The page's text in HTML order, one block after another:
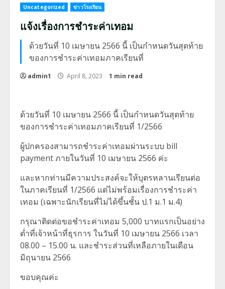
Uncategorized ข่าวโรงเรียน
แจ้งเรื่องการชำระค่าเทอม
ด้วยวันที่ 10 เมษายน 2566 นี้ เป็นกำหนดวันสุดท้าย
ของการชำระค่าเทอมภาคเรียนที่
admin1 April 8, 2023 1 min read
ด้วยวันที่ 10 เมษายน 2566 นี้ เป็นกำหนดวันสุดท้าย
ของการชำระค่าเทอมภาคเรียนที่ 1/2566
ผู้ปกครองสามารถชำระค่าเทอมผ่านระบบ bill
payment ภายในวันที่ 10 เมษายน 2566 ค่ะ
และหากท่านมีความประสงค์จะให้บุตรหลานเรียนต่อ
ในภาคเรียนที่ 1/2566 แต่ไม่พร้อมเรื่องการชำระค่า
เทอม (เฉพาะนักเรียนที่ไม่ได้ขึ้นชั้น ป.1 ม.1 ม.4)
กรุณาติดต่อขอชำระค่าเทอม 5,000 บาทแรกเป็นอย่าง
ต่ำที่เจ้าหน้าที่ธุรการ ในวันที่ 10 เมษายน 2566 เวลา
08.00 – 15.00 น. และชำระส่วนที่เหลือภายในเดือน
มิถุนายน 2566
ขอบคุณค่ะ